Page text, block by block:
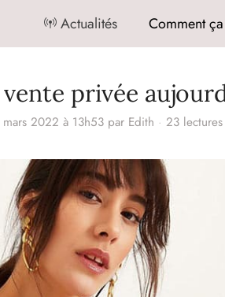
Actualités Comment
privée
2022 à 13h53 par Edith · 23 lectures